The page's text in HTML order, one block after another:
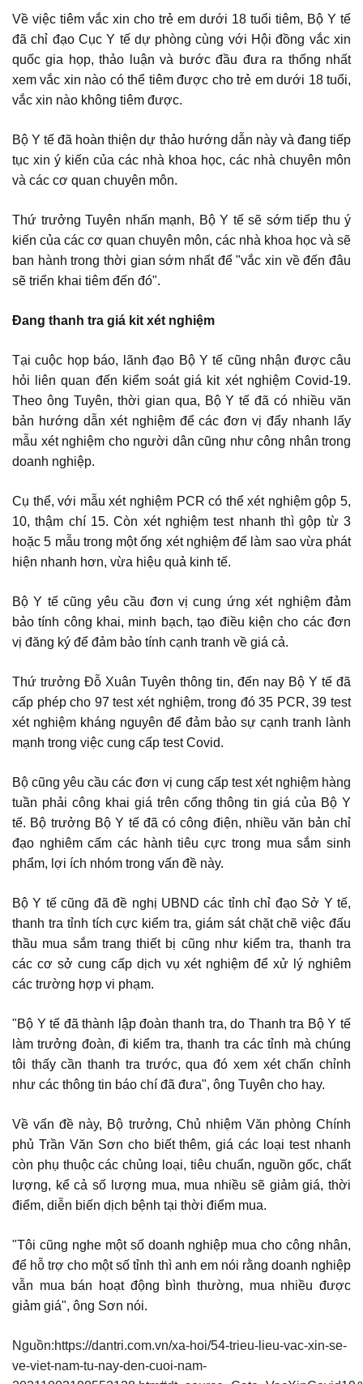
Về việc tiêm vắc xin cho trẻ em dưới 18 tuổi tiêm, Bộ Y tế
đã chỉ đạo Cục Y tế dự phòng cùng với Hội đồng vắc xin
quốc gia họp, thảo luận và bước đầu đưa ra thống nhất
xem vắc xin nào có thể tiêm được cho trẻ em dưới 18 tuổi,
vắc xin nào không tiêm được.
Bộ Y tế đã hoàn thiện dự thảo hướng dẫn này và đang tiếp
tục xin ý kiến của các nhà khoa học, các nhà chuyên môn
và các cơ quan chuyên môn.
Thứ trưởng Tuyên nhấn mạnh, Bộ Y tế sẽ sớm tiếp thu ý
kiến của các cơ quan chuyên môn, các nhà khoa học và sẽ
ban hành trong thời gian sớm nhất để "vắc xin về đến đâu
sẽ triển khai tiêm đến đó".
Đang thanh tra giá kit xét nghiệm
Tại cuộc họp báo, lãnh đạo Bộ Y tế cũng nhận được câu
hỏi liên quan đến kiểm soát giá kit xét nghiệm Covid-19.
Theo ông Tuyên, thời gian qua, Bộ Y tế đã có nhiều văn
bản hướng dẫn xét nghiệm để các đơn vị đẩy nhanh lấy
mẫu xét nghiệm cho người dân cũng như công nhân trong
doanh nghiệp.
Cụ thể, với mẫu xét nghiệm PCR có thể xét nghiệm gộp 5,
10, thậm chí 15. Còn xét nghiệm test nhanh thì gộp từ 3
hoặc 5 mẫu trong một ống xét nghiệm để làm sao vừa phát
hiện nhanh hơn, vừa hiệu quả kinh tế.
Bộ Y tế cũng yêu cầu đơn vị cung ứng xét nghiệm đảm
bảo tính công khai, minh bạch, tạo điều kiện cho các đơn
vị đăng ký để đảm bảo tính cạnh tranh về giá cả.
Thứ trưởng Đỗ Xuân Tuyên thông tin, đến nay Bộ Y tế đã
cấp phép cho 97 test xét nghiệm, trong đó 35 PCR, 39 test
xét nghiệm kháng nguyên để đảm bảo sự cạnh tranh lành
mạnh trong việc cung cấp test Covid.
Bộ cũng yêu cầu các đơn vị cung cấp test xét nghiệm hàng
tuần phải công khai giá trên cổng thông tin giá của Bộ Y
tế. Bộ trưởng Bộ Y tế đã có công điện, nhiều văn bản chỉ
đạo nghiêm cấm các hành tiêu cực trong mua sắm sinh
phẩm, lợi ích nhóm trong vấn đề này.
Bộ Y tế cũng đã đề nghị UBND các tỉnh chỉ đạo Sở Y tế,
thanh tra tỉnh tích cực kiểm tra, giám sát chặt chẽ việc đấu
thầu mua sắm trang thiết bị cũng như kiểm tra, thanh tra
các cơ sở cung cấp dịch vụ xét nghiệm để xử lý nghiêm
các trường hợp vi phạm.
"Bộ Y tế đã thành lập đoàn thanh tra, do Thanh tra Bộ Y tế
làm trưởng đoàn, đi kiểm tra, thanh tra các tỉnh mà chúng
tôi thấy cần thanh tra trước, qua đó xem xét chấn chỉnh
như các thông tin báo chí đã đưa", ông Tuyên cho hay.
Về vấn đề này, Bộ trưởng, Chủ nhiệm Văn phòng Chính
phủ Trần Văn Sơn cho biết thêm, giá các loại test nhanh
còn phụ thuộc các chủng loại, tiêu chuẩn, nguồn gốc, chất
lượng, kể cả số lượng mua, mua nhiều sẽ giảm giá, thời
điểm, diễn biến dịch bệnh tại thời điểm mua.
"Tôi cũng nghe một số doanh nghiệp mua cho công nhân,
để hỗ trợ cho một số tỉnh thì anh em nói rằng doanh nghiệp
vẫn mua bán hoạt động bình thường, mua nhiều được
giảm giá", ông Sơn nói.
Nguồn:https://dantri.com.vn/xa-hoi/54-trieu-lieu-vac-xin-se-
ve-viet-nam-tu-nay-den-cuoi-nam-